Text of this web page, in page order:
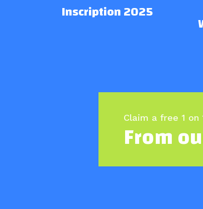
Inscription 2025
Claim a free 1
From